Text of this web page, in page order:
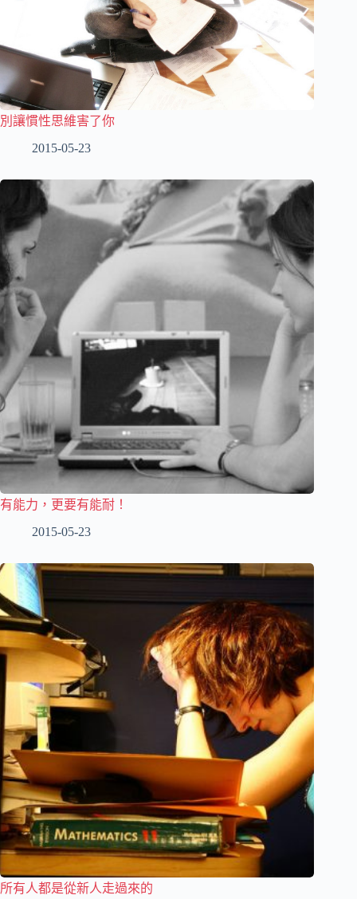
別讓慣性思維害了你
2015-05-23
有能力，更要有能耐！
2015-05-23
所有人都是從新人走過來的